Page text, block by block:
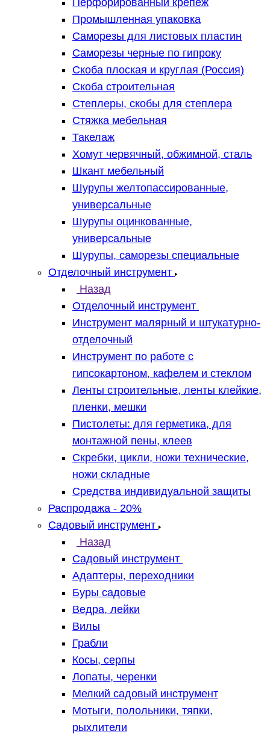
Перфорированный крепеж
Промышленная упаковка
Саморезы для листовых пластин
Саморезы черные по гипроку
Скоба плоская и круглая (Россия)
Скоба строительная
Степлеры, скобы для степлера
Стяжка мебельная
Такелаж
Хомут червячный, обжимной, сталь
Шкант мебельный
Шурупы желтопассированные,
универсальные
Шурупы оцинкованные,
универсальные
Шурупы, саморезы специальные
Отделочный инструмент
Назад
Отделочный инструмент
Инструмент малярный и штукатурно-
отделочный
Инструмент по работе с
гипсокартоном, кафелем и стеклом
Ленты строительные, ленты клейкие,
пленки, мешки
Пистолеты: для герметика, для
монтажной пены, клеев
Скребки, цикли, ножи технические,
ножи складные
Средства индивидуальной защиты
Распродажа - 20%
Садовый инструмент
Назад
Садовый инструмент
Адаптеры, переходники
Буры садовые
Ведра, лейки
Вилы
Грабли
Косы, серпы
Лопаты, черенки
Мелкий садовый инструмент
Мотыги, полольники, тяпки,
рыхлители